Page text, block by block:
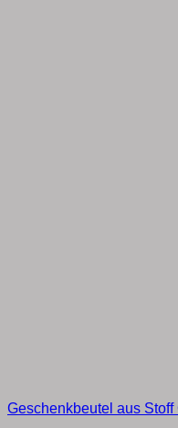
Geschenkbeutel aus